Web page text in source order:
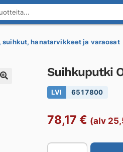
suihkut, hanatarvikkeet ja varaosat
Suihkuputki
LVI 6517800
78,17 € (alv
Suihkuputki